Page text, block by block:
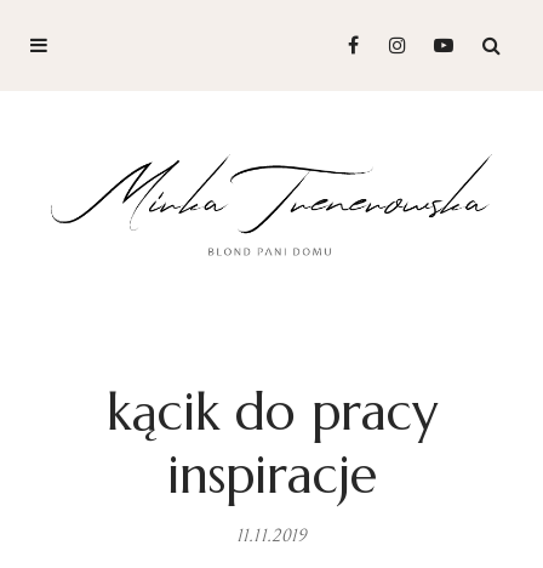
kącik do pracy
inspiracje
11.11.2019